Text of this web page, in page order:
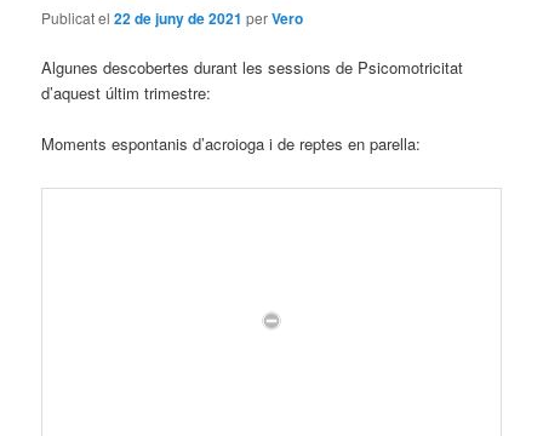
Publicat el22 de juny de 2021 perVero
Algunes descobertes durant les sessions de Psicomotricitat
d’aquest últim trimestre:
Moments espontanis d’acroioga i de reptes en parella: